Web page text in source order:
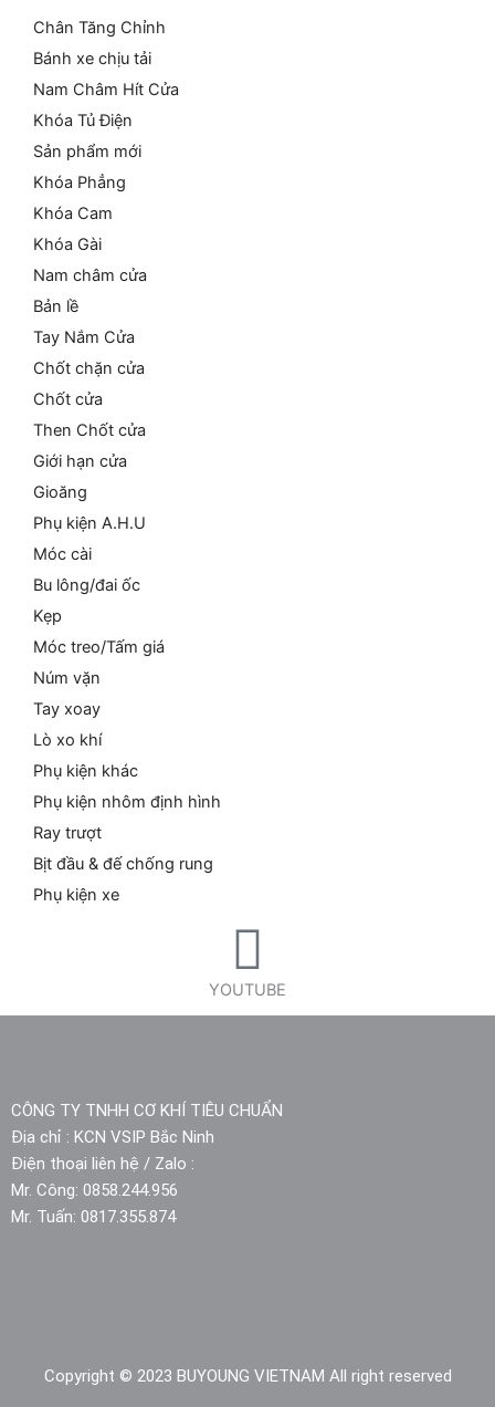
Chân Tăng Chỉnh
Bánh xe chịu tải
Nam Châm Hít Cửa
Khóa Tủ Điện
Sản phẩm mới
Khóa Phẳng
Khóa Cam
Khóa Gài
Nam châm cửa
Bản lề
Tay Nắm Cửa
Chốt chặn cửa
Chốt cửa
Then Chốt cửa
Giới hạn cửa
Gioăng
Phụ kiện A.H.U
Móc cài
Bu lông/đai ốc
Kẹp
Móc treo/Tấm giá
Núm vặn
Tay xoay
Lò xo khí
Phụ kiện khác
Phụ kiện nhôm định hình
Ray trượt
Bịt đầu & đế chống rung
Phụ kiện xe
YOUTUBE
CÔNG TY TNHH CƠ KHÍ TIÊU CHUẨN
Địa chỉ : KCN VSIP Bắc Ninh
Điện thoại liên hệ / Zalo :
Mr. Công: 0858.244.956
Mr. Tuấn: 0817.355.874​
Copyright © 2023 BUYOUNG VIETNAM All right reserved